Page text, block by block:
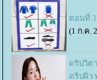
ตอนที่
(1 ก.ค.
ดริปวิต
ดริปผิว